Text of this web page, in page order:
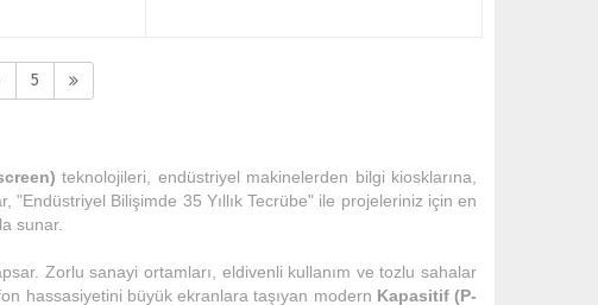
5
teknolojileri, endüstriyel makinelerden bilgi kiosklarına,
"Endüstriyel Bilişimde 35 Yıllık Tecrübe" ile projeleriniz için en
sunar.
Zorlu sanayi ortamları, eldivenli kullanım ve tozlu sahalar
hassasiyetini büyük ekranlara taşıyan modern Kapasitif (P-